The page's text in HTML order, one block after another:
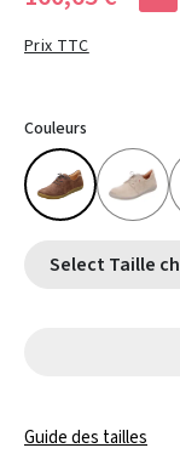
Prix TTC
Couleurs
Guide des tailles